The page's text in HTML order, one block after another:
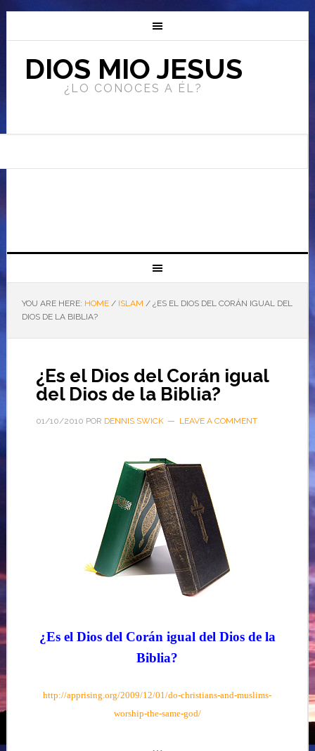
DIOS MIO JESUS
¿LO CONOCES A ÉL?
YOU ARE HERE: HOME / ISLAM /¿ES EL DIOS DEL CORÁN IGUAL DEL
DIOS DE LA BIBLIA?
¿Es el Dios del Corán igual
del Dios de la Biblia?
01/10/2010 POR DENNIS SWICK LEAVE A COMMENT
¿Es el Dios del Corán igual del Dios de la
Biblia?
http://apprising.org/2009/12/01/do-christians-and-muslims-
worship-the-same-god/
…